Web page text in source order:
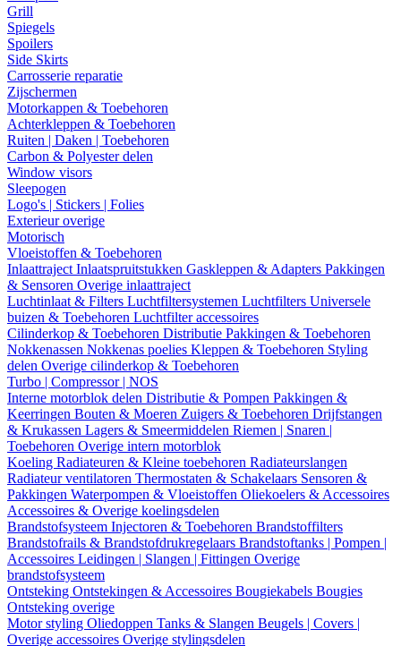
Grill
Spiegels
Spoilers
Side Skirts
Carrosserie reparatie
Zijschermen
Motorkappen & Toebehoren
Achterkleppen & Toebehoren
Ruiten | Daken | Toebehoren
Carbon & Polyester delen
Window visors
Sleepogen
Logo's | Stickers | Folies
Exterieur overige
Motorisch
Vloeistoffen & Toebehoren
Inlaattraject Inlaatspruitstukken Gaskleppen & Adapters Pakkingen
& Sensoren Overige inlaattraject
Luchtinlaat & Filters Luchtfiltersystemen Luchtfilters Universele
buizen & Toebehoren Luchtfilter accessoires
Cilinderkop & Toebehoren Distributie Pakkingen & Toebehoren
Nokkenassen Nokkenas poelies Kleppen & Toebehoren Styling
delen Overige cilinderkop & Toebehoren
Turbo | Compressor | NOS
Interne motorblok delen Distributie & Pompen Pakkingen &
Keerringen Bouten & Moeren Zuigers & Toebehoren Drijfstangen
& Krukassen Lagers & Smeermiddelen Riemen | Snaren |
Toebehoren Overige intern motorblok
Koeling Radiateuren & Kleine toebehoren Radiateurslangen
Radiateur ventilatoren Thermostaten & Schakelaars Sensoren &
Pakkingen Waterpompen & Vloeistoffen Oliekoelers & Accessoires
Accessoires & Overige koelingsdelen
Brandstofsysteem Injectoren & Toebehoren Brandstoffilters
Brandstofrails & Brandstofdrukregelaars Brandstoftanks | Pompen |
Accessoires Leidingen | Slangen | Fittingen Overige
brandstofsysteem
Ontsteking Ontstekingen & Accessoires Bougiekabels Bougies
Ontsteking overige
Motor styling Oliedoppen Tanks & Slangen Beugels | Covers |
Overige accessoires Overige stylingsdelen